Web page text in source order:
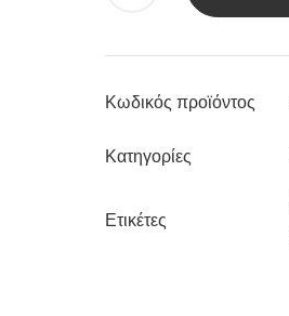
Κωδικός προϊόντος
Κατηγορίες
Ετικέτες